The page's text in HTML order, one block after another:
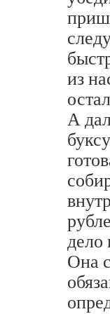
из
А
дело
Она